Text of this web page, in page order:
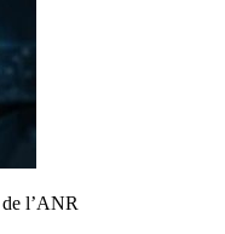
l’ANR